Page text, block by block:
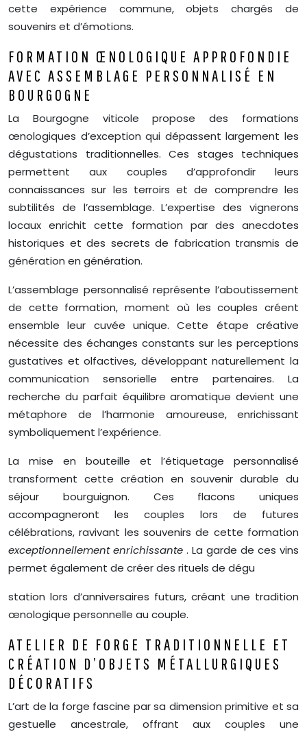
cette expérience commune, objets chargés de
souvenirs et d’émotions.
FORMATION ŒNOLOGIQUE APPROFONDIE
AVEC ASSEMBLAGE PERSONNALISÉ EN
BOURGOGNE
La Bourgogne viticole propose des formations
œnologiques d’exception qui dépassent largement les
dégustations traditionnelles. Ces stages techniques
permettent aux couples d’approfondir leurs
connaissances sur les terroirs et de comprendre les
subtilités de l’assemblage. L’expertise des vignerons
locaux enrichit cette formation par des anecdotes
historiques et des secrets de fabrication transmis de
génération en génération.
L’assemblage personnalisé représente l’aboutissement
de cette formation, moment où les couples créent
ensemble leur cuvée unique. Cette étape créative
nécessite des échanges constants sur les perceptions
gustatives et olfactives, développant naturellement la
communication sensorielle entre partenaires. La
recherche du parfait équilibre aromatique devient une
métaphore de l’harmonie amoureuse, enrichissant
symboliquement l’expérience.
La mise en bouteille et l’étiquetage personnalisé
transforment cette création en souvenir durable du
séjour bourguignon. Ces flacons uniques
accompagneront les couples lors de futures
célébrations, ravivant les souvenirs de cette formation
exceptionnellement enrichissante . La garde de ces vins
permet également de créer des rituels de dégu
station lors d’anniversaires futurs, créant une tradition
œnologique personnelle au couple.
ATELIER DE FORGE TRADITIONNELLE ET
CRÉATION D’OBJETS MÉTALLURGIQUES
DÉCORATIFS
L’art de la forge fascine par sa dimension primitive et sa
gestuelle ancestrale, offrant aux couples une